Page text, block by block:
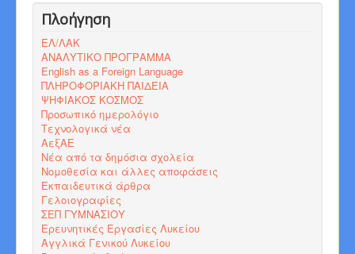
Πλοήγηση
ΕΛ/ΛΑΚ
ΑΝΑΛΥΤΙΚΟ ΠΡΟΓΡΑΜΜΑ
English as a Foreign Language
ΠΛΗΡΟΦΟΡΙΑΚΗ ΠΑΙΔΕΙΑ
ΨΗΦΙΑΚΟΣ ΚΟΣΜΟΣ
Προσωπικό ημερολόγιο
Τεχνολογικά νέα
ΑεξΑΕ
Νέα από τα δημόσια σχολεία
Νομοθεσία και άλλες αποφάσεις
Εκπαιδευτικά άρθρα
Γελοιογραφίες
ΣΕΠ ΓΥΜΝΑΣΙΟΥ
Ερευνητικές Εργασίες Λυκείου
Αγγλικά Γενικού Λυκείου